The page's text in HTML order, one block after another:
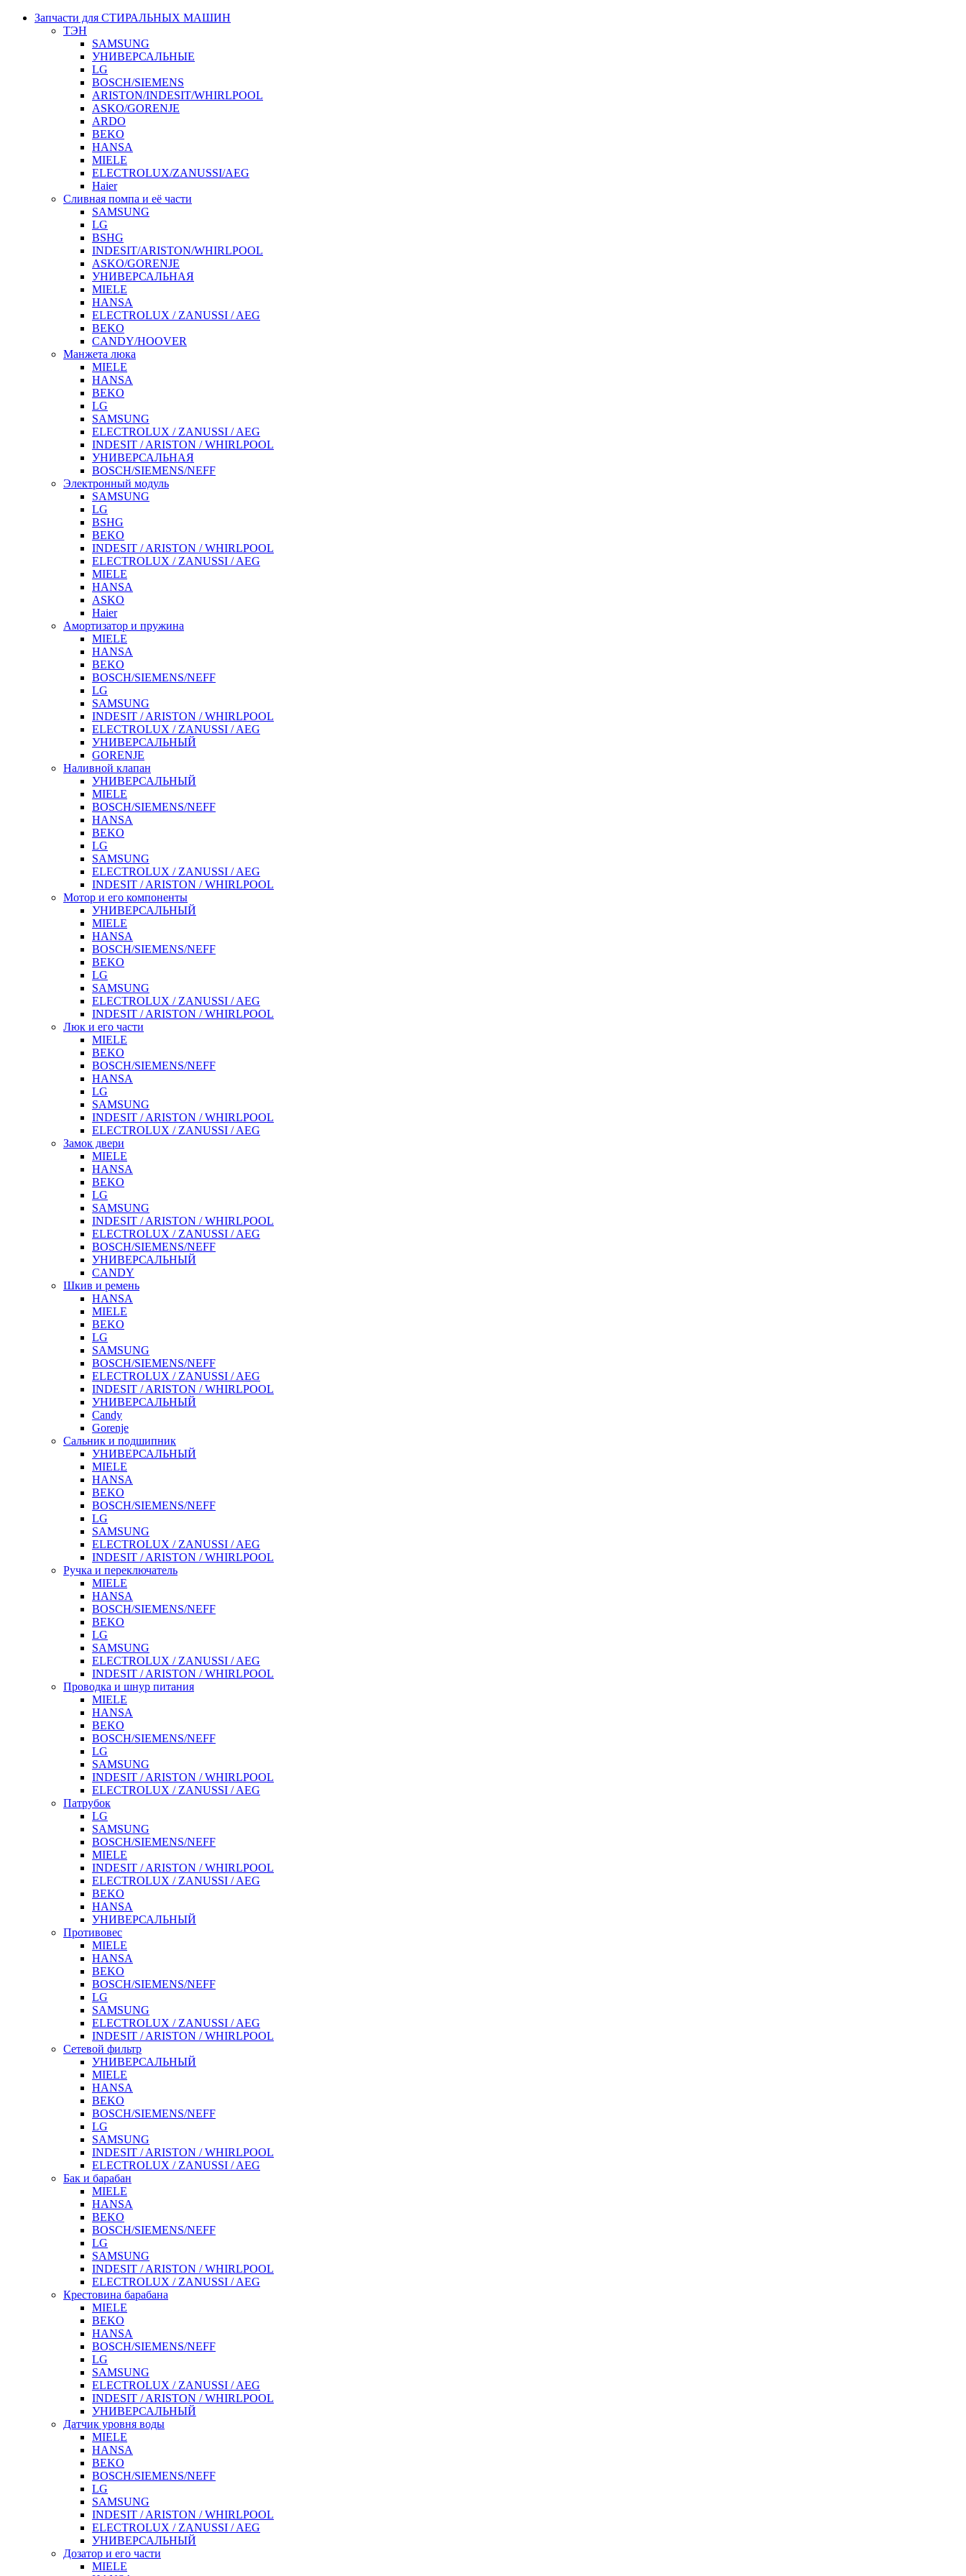
Запчасти для СТИРАЛЬНЫХ МАШИН
ТЭН
SAMSUNG
УНИВЕРСАЛЬНЫЕ
LG
BOSCH/SIEMENS
ARISTON/INDESIT/WHIRLPOOL
ASKO/GORENJE
ARDO
BEKO
HANSA
MIELE
ELECTROLUX/ZANUSSI/AEG
Haier
Сливная помпа и её части
SAMSUNG
LG
BSHG
INDESIT/ARISTON/WHIRLPOOL
ASKO/GORENJE
УНИВЕРСАЛЬНАЯ
MIELE
HANSA
ELECTROLUX / ZANUSSI / AEG
BEKO
CANDY/HOOVER
Манжета люка
MIELE
HANSA
BEKO
LG
SAMSUNG
ELECTROLUX / ZANUSSI / AEG
INDESIT / ARISTON / WHIRLPOOL
УНИВЕРСАЛЬНАЯ
BOSCH/SIEMENS/NEFF
Электронный модуль
SAMSUNG
LG
BSHG
BEKO
INDESIT / ARISTON / WHIRLPOOL
ELECTROLUX / ZANUSSI / AEG
MIELE
HANSA
ASKO
Haier
Амортизатор и пружина
MIELE
HANSA
BEKO
BOSCH/SIEMENS/NEFF
LG
SAMSUNG
INDESIT / ARISTON / WHIRLPOOL
ELECTROLUX / ZANUSSI / AEG
УНИВЕРСАЛЬНЫЙ
GORENJE
Наливной клапан
УНИВЕРСАЛЬНЫЙ
MIELE
BOSCH/SIEMENS/NEFF
HANSA
BEKO
LG
SAMSUNG
ELECTROLUX / ZANUSSI / AEG
INDESIT / ARISTON / WHIRLPOOL
Мотор и его компоненты
УНИВЕРСАЛЬНЫЙ
MIELE
HANSA
BOSCH/SIEMENS/NEFF
BEKO
LG
SAMSUNG
ELECTROLUX / ZANUSSI / AEG
INDESIT / ARISTON / WHIRLPOOL
Люк и его части
MIELE
BEKO
BOSCH/SIEMENS/NEFF
HANSA
LG
SAMSUNG
INDESIT / ARISTON / WHIRLPOOL
ELECTROLUX / ZANUSSI / AEG
Замок двери
MIELE
HANSA
BEKO
LG
SAMSUNG
INDESIT / ARISTON / WHIRLPOOL
ELECTROLUX / ZANUSSI / AEG
BOSCH/SIEMENS/NEFF
УНИВЕРСАЛЬНЫЙ
CANDY
Шкив и ремень
HANSA
MIELE
BEKO
LG
SAMSUNG
BOSCH/SIEMENS/NEFF
ELECTROLUX / ZANUSSI / AEG
INDESIT / ARISTON / WHIRLPOOL
УНИВЕРСАЛЬНЫЙ
Candy
Gorenje
Сальник и подшипник
УНИВЕРСАЛЬНЫЙ
MIELE
HANSA
BEKO
BOSCH/SIEMENS/NEFF
LG
SAMSUNG
ELECTROLUX / ZANUSSI / AEG
INDESIT / ARISTON / WHIRLPOOL
Ручка и переключатель
MIELE
HANSA
BOSCH/SIEMENS/NEFF
BEKO
LG
SAMSUNG
ELECTROLUX / ZANUSSI / AEG
INDESIT / ARISTON / WHIRLPOOL
Проводка и шнур питания
MIELE
HANSA
BEKO
BOSCH/SIEMENS/NEFF
LG
SAMSUNG
INDESIT / ARISTON / WHIRLPOOL
ELECTROLUX / ZANUSSI / AEG
Патрубок
LG
SAMSUNG
BOSCH/SIEMENS/NEFF
MIELE
INDESIT / ARISTON / WHIRLPOOL
ELECTROLUX / ZANUSSI / AEG
BEKO
HANSA
УНИВЕРСАЛЬНЫЙ
Противовес
MIELE
HANSA
BEKO
BOSCH/SIEMENS/NEFF
LG
SAMSUNG
ELECTROLUX / ZANUSSI / AEG
INDESIT / ARISTON / WHIRLPOOL
Сетевой фильтр
УНИВЕРСАЛЬНЫЙ
MIELE
HANSA
BEKO
BOSCH/SIEMENS/NEFF
LG
SAMSUNG
INDESIT / ARISTON / WHIRLPOOL
ELECTROLUX / ZANUSSI / AEG
Бак и барабан
MIELE
HANSA
BEKO
BOSCH/SIEMENS/NEFF
LG
SAMSUNG
INDESIT / ARISTON / WHIRLPOOL
ELECTROLUX / ZANUSSI / AEG
Крестовина барабана
MIELE
BEKO
HANSA
BOSCH/SIEMENS/NEFF
LG
SAMSUNG
ELECTROLUX / ZANUSSI / AEG
INDESIT / ARISTON / WHIRLPOOL
УНИВЕРСАЛЬНЫЙ
Датчик уровня воды
MIELE
HANSA
BEKO
BOSCH/SIEMENS/NEFF
LG
SAMSUNG
INDESIT / ARISTON / WHIRLPOOL
ELECTROLUX / ZANUSSI / AEG
УНИВЕРСАЛЬНЫЙ
Дозатор и его части
MIELE